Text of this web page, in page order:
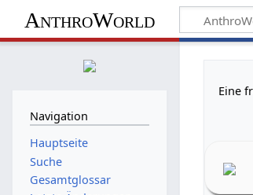
AnthroWorld
Eine
Navigation
Hauptseite
Suche
Gesamtglossar